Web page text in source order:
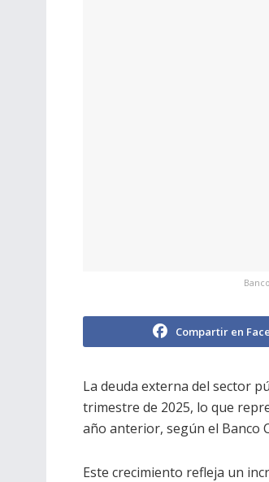
Compartir en
La deuda externa del sector
trimestre de 2025, lo que
año anterior, según el Banco
Este crecimiento refleja un